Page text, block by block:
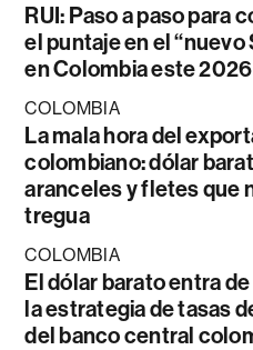
RUI: Paso a paso para
el puntaje en el “nuevo
en Colombia este 2026
COLOMBIA
La mala hora del
colombiano: dólar
aranceles y fletes que
tregua
COLOMBIA
El dólar barato entra
la estrategia de tasas
del banco central